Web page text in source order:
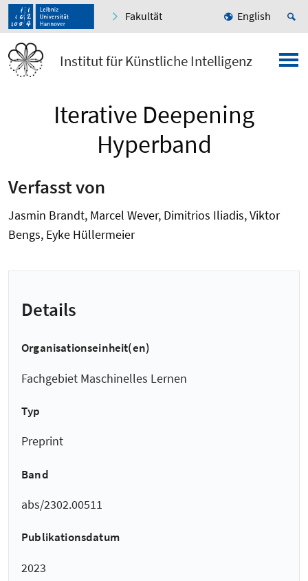
Fakultät English
Institut für Künstliche Intelligenz
Iterative Deepening
Hyperband
Verfasst von
Jasmin Brandt, Marcel Wever, Dimitrios Iliadis, Viktor
Bengs, Eyke Hüllermeier
Details
Organisationseinheit(en)
Fachgebiet Maschinelles Lernen
Typ
Preprint
Band
abs/2302.00511
Publikationsdatum
2023